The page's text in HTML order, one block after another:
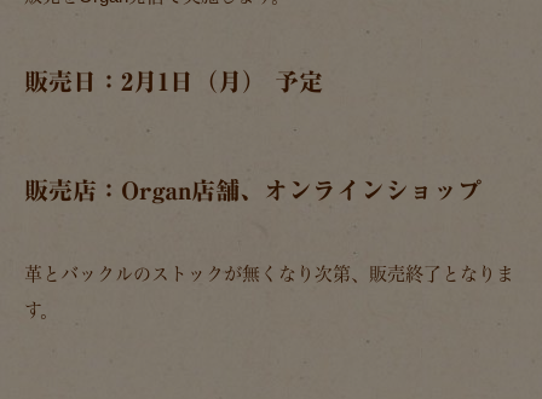
販売日：2月1日（月） 予定
販売店：Organ店舗、オンラインショップ
革とバックルのストックが無くなり次第、販売終了となりま
す。